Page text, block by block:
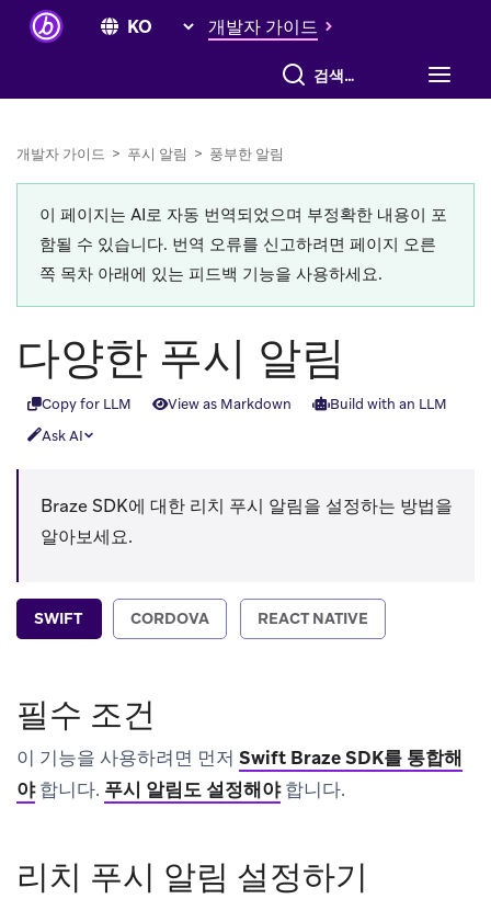
개발자 가이드
전체 검색
개발자 가이드 > 푸시 알림 > 풍부한 알림
이 페이지는 AI로 자동 번역되었으며 부정확한 내용이 포
함될 수 있습니다. 번역 오류를 신고하려면 페이지 오른
쪽 목차 아래에 있는 피드백 기능을 사용하세요.
다양한 푸시 알림
Copy for LLM View as Markdown
Build with an LLM
Ask AI
Braze SDK에 대한 리치 푸시 알림을 설정하는 방법을
알아보세요.
SWIFT CORDOVA REACT NATIVE
필수 조건
이 기능을 사용하려면 먼저 Swift Braze SDK를 통합해
야합니다. 푸시 알림도 설정해야합니다.
리치 푸시 알림 설정하기